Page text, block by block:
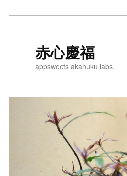
赤心慶福
appsweets akahuku labs.